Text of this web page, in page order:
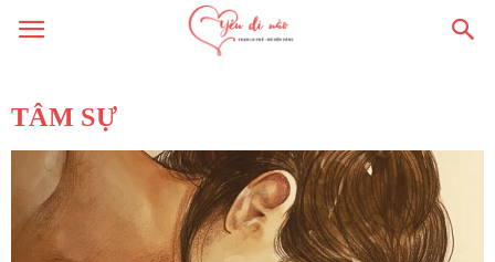
TÂM SỰ